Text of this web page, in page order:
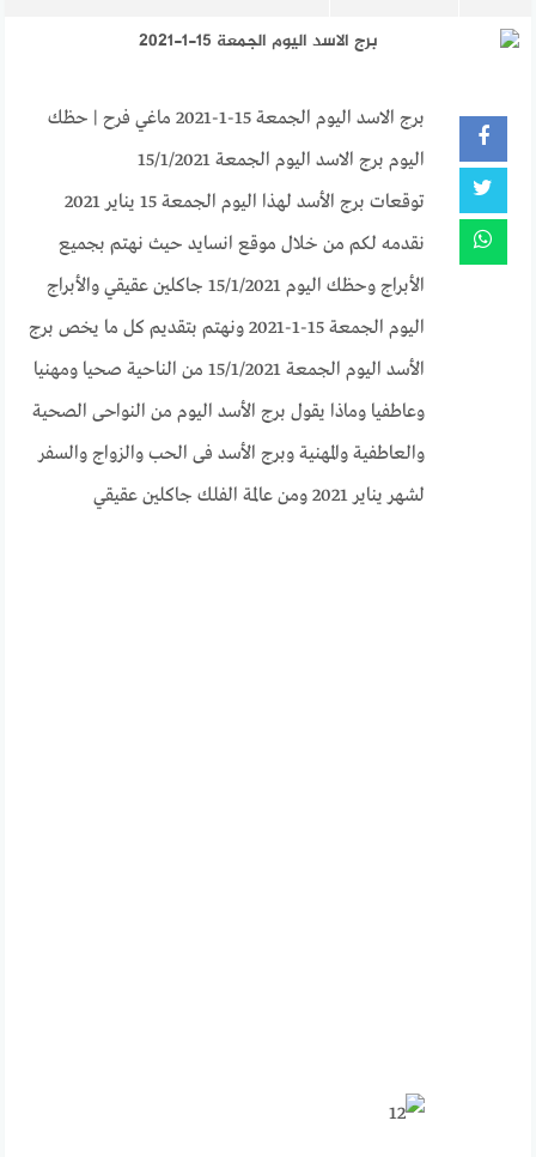
برج الاسد اليوم الجمعة 15-1-2021 ماغي فرح | حظك
اليوم برج الاسد اليوم الجمعة 15/1/2021
توقعات برج الأسد لهذا اليوم الجمعة 15 يناير 2021
نقدمه لكم من خلال موقع انسايد حيث نهتم بجميع
الأبراج وحظك اليوم 15/1/2021 جاكلين عقيقي والأبراج
اليوم الجمعة 15-1-2021 ونهتم بتقديم كل ما يخص برج
الأسد اليوم الجمعة 15/1/2021 من الناحية صحيا ومهنيا
وعاطفيا وماذا يقول برج الأسد اليوم من النواحى الصحية
والعاطفية والمهنية وبرج الأسد فى الحب والزواج والسفر
لشهر يناير 2021 ومن عالمة الفلك جاكلين عقيقي